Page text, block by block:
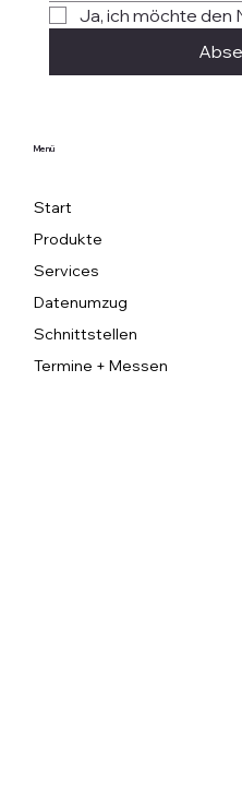
Menü
Start
Produkte
Services
Datenumzug
Schnittstellen
Termine + Messen
Ja, ich möchte den